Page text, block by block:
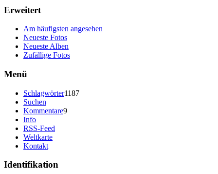
Erweitert
Am häufigsten angesehen
Neueste Fotos
Neueste Alben
Zufällige Fotos
Menü
Schlagwörter1187
Suchen
Kommentare9
Info
RSS-Feed
Weltkarte
Kontakt
Identifikation